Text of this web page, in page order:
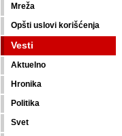
Mreža
Opšti uslovi korišćenja
Vesti
Aktuelno
Hronika
Politika
Svet